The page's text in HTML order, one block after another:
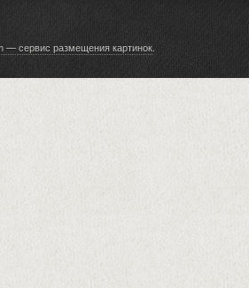
— сервис размещения картинок.